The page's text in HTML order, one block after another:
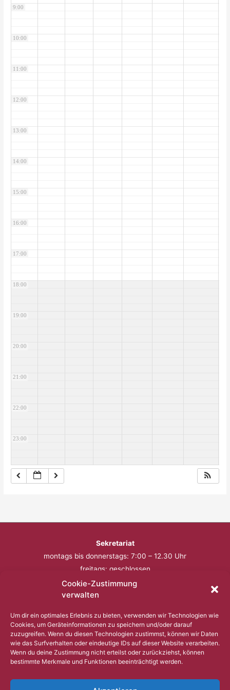
Cookie-Zustimmung
verwalten
Um dir ein optimales Erlebnis zu bieten, verwenden wir Technologien wie
Cookies, um Geräteinformationen zu speichern und/oder darauf
zuzugreifen. Wenn du diesen Technologien zustimmst, können wir Daten
wie das Surfverhalten oder eindeutige IDs auf dieser Website verarbeiten.
Wenn du deine Zustimmung nicht erteilst oder zurückziehst, können
bestimmte Merkmale und Funktionen beeinträchtigt werden.
9:00
10:00
11:00
12:00
13:00
14:00
15:00
16:00
17:00
18:00
19:00
20:00
21:00
22:00
23:00
Sekretariat
montags bis donnerstags: 7:00 – 12.30 Uhr
freitags: geschlossen
Telefon: 0201 – 57 17 430
Bitte nutzen Sie außerhalb der Öffnungszeiten den
Anrufbeantworter.